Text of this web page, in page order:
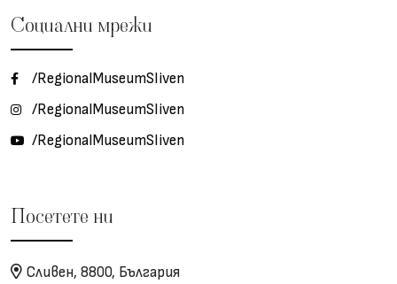
Социални мрежи
/RegionalMuseumSliven
/RegionalMuseumSliven
/RegionalMuseumSliven
Посетете ни
Сливен, 8800, България